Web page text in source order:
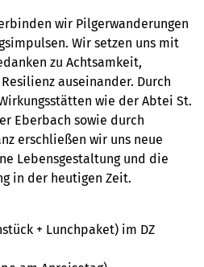
wir Pilgerwanderungen
Wir setzen uns mit
zu Achtsamkeit,
auseinander. Durch
wie der Abtei St.
Eberbach sowie durch
erschließen wir uns neue
Lebensgestaltung und die
in der heutigen Zeit.
+ Lunchpaket) im DZ